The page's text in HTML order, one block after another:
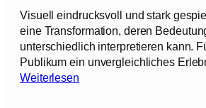
Visuell eindrucksvoll und stark
eine Transformation, deren
unterschiedlich interpretieren kann.
Publikum ein unvergleichliches
Weiterlesen: